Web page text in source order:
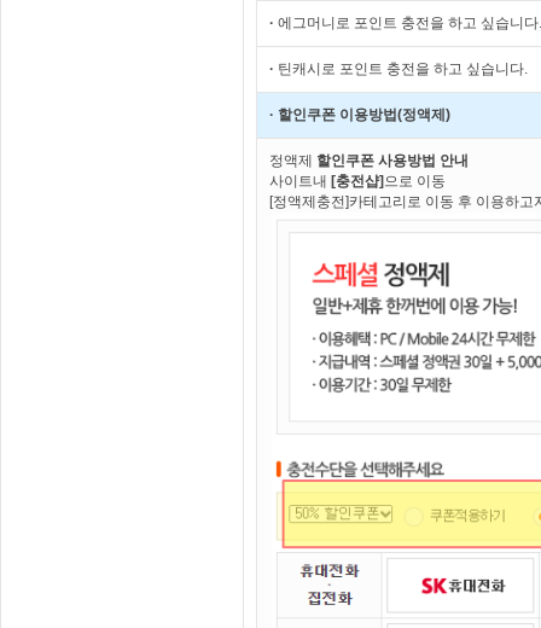
· 에그머니로 포인트 충전을 하고 싶습니다.
· 틴캐시로 포인트 충전을 하고 싶습니다.
· 할인쿠폰 이용방법(정액제)
정액제 할인쿠폰 사용방법 안내
사이트내 [충전샵] 으로 이동
[정액제충전]카테고리로 이동 후 이용하